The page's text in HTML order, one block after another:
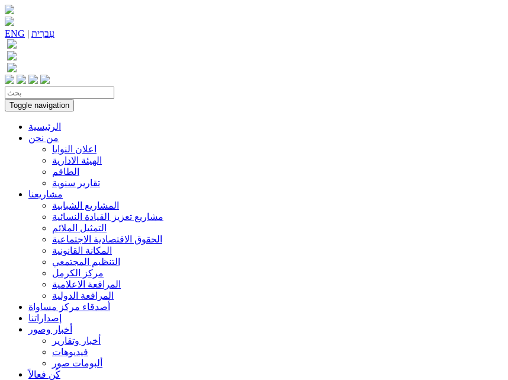
ENG | עִברִית
Toggle navigation
الرئيسية
من نحن
اعلان النوايا
الهيئة الادارية
الطاقم
تقارير سنوية
مشاريعنا
المشاريع الشبابية
مشاريع تعزيز القيادة النسائية
التمثيل الملائم
الحقوق الاقتصادية الاجتماعية
المكانة القانونية
التنظيم المجتمعي
مركز الكرمل
المرافعة الاعلامية
المرافعة الدولية
أصدقاء مركز مساواة
إصداراتنا
أخبار وصور
أخبار وتقارير
فيديوهات
ألبومات صور
كُن فعالاً